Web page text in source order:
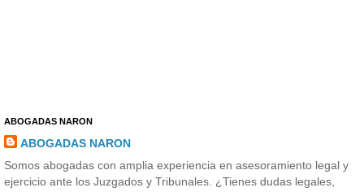
ABOGADAS NARON
ABOGADAS NARON
Somos abogadas con amplia experiencia en asesoramiento legal y
ejercicio ante los Juzgados y Tribunales. ¿Tienes dudas legales,